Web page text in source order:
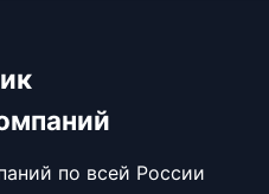
по всей России